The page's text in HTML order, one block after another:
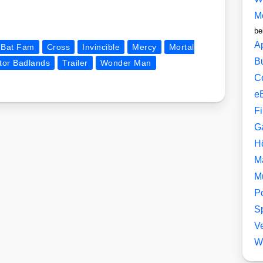
Bat Fam Cross Invincible Mercy
Mortal
Badlands
Trailer Wonder Man